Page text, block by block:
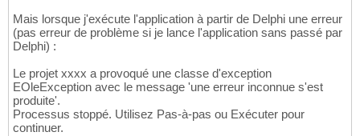
Mais lorsque j'exécute l'application à partir de Delphi une erreur
(pas erreur de problème si je lance l'application sans passé par
Delphi) :
Le projet xxxx a provoqué une classe d'exception
EOleException avec le message 'une erreur inconnue s'est
produite'.
Processus stoppé. Utilisez Pas-à-pas ou Exécuter pour
continuer.